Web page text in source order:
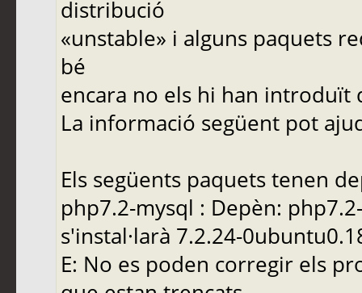
distribució
«unstable» i alguns paquets
bé
encara no els hi han introduït
La informació següent pot
Els següents paquets tenen
php7.2-mysql : Depèn:
s'instal·larà 7.2.24-
E: No es poden corregir els